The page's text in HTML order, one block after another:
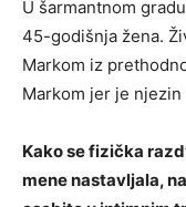
U šarmantnom
45-godišnja žena.
Markom iz
Markom jer je
Kako se fizička
mene nastavljala,